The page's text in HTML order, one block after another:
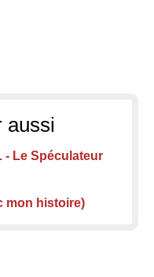
aussi
- Le Spéculateur
mon histoire)